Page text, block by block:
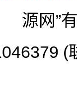
源网”
(